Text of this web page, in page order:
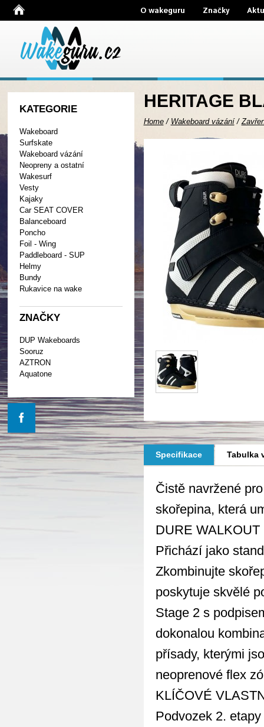
O wakeguru Značky
KATEGORIE
Wakeboard
Surfskate
Wakeboard vázání
Neopreny a ostatní
Wakesurf
Vesty
Kajaky
Car SEAT COVER
Balanceboard
Poncho
Foil - Wing
Paddleboard - SUP
Helmy
Bundy
Rukavice na wake
ZNAČKY
DUP Wakeboards
Sooruz
AZTRON
Aquatone
HERITAGE
Home/ Wakeboard vázání/
Specifikace Tabulka
Čistě navržené
skořepina, která
DURE
Přichází jako
Zkombinujte
poskytuje skvělé
Stage 2 s
dokonalou
přísady, kterými
neoprenové flex
KLÍČOVÉ
Podvozek 2. etapy